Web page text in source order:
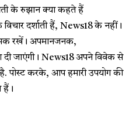
के रुझान क्या कहते हैं
दर्शाती हैं, News18 के नहीं।
रखें। अपमानजनक,
दी जाएंगी। News18 अपने विवेक से
पोस्ट करके, आप हमारी उपयोग की
हैं।